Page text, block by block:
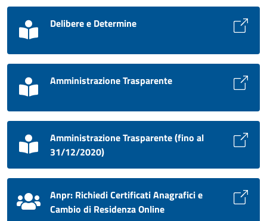
Delibere e Determine
Amministrazione Trasparente
Amministrazione Trasparente (fino al
31/12/2020)
Anpr: Richiedi Certificati Anagrafici e
Cambio di Residenza Online